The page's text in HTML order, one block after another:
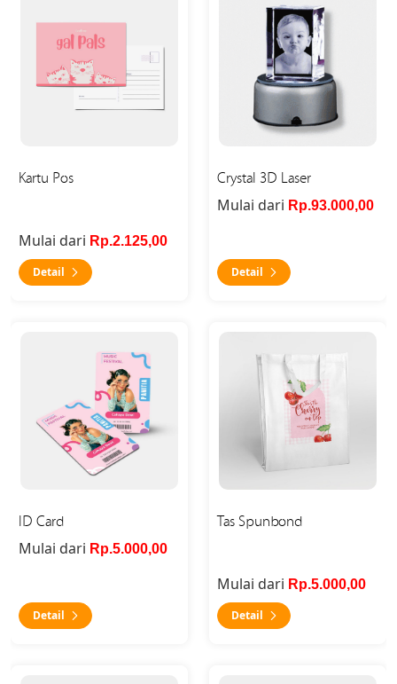
Kartu Pos
Mulai dari Rp.2.125,00
Detail
Crystal 3D Laser
Mulai dari Rp.93.000,00
Detail
ID Card
Mulai dari Rp.5.000,00
Detail
Tas Spunbond
Mulai dari Rp.5.000,00
Detail
Detail Tas Spunbond